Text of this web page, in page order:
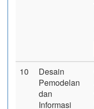
10
Desain
Pemodelan
dan
Informasi